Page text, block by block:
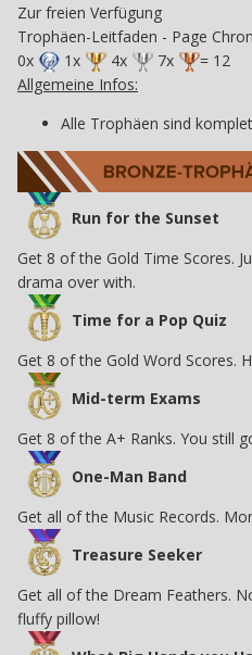
Zur freien Verfügung
Trophäen-Leitfaden - Page
0x
1x 4x 7x
= 12
Allgemeine Infos:
Alle Trophäen sind
Run for the Sunset
Get 8 of the Gold Time Scores.
drama over with.
Time for a Pop Quiz
Get 8 of the Gold Word Scores.
Mid-term Exams
Get 8 of the A+ Ranks. You still
One-Man Band
Get all of the Music Records.
Treasure Seeker
Get all of the Dream Feathers.
fluffy pillow!